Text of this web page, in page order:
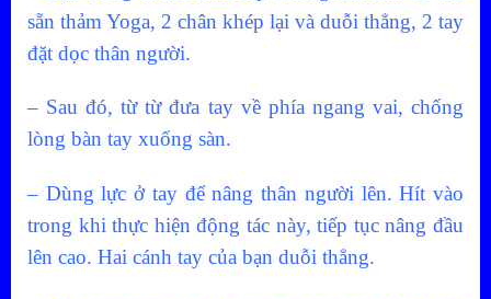
sẵn thảm Yoga, 2 chân khép lại và duỗi thẳng, 2 tay
đặt dọc thân người.
– Sau đó, từ từ đưa tay về phía ngang vai, chống
lòng bàn tay xuống sàn.
– Dùng lực ở tay để nâng thân người lên. Hít vào
trong khi thực hiện động tác này, tiếp tục nâng đầu
lên cao. Hai cánh tay của bạn duỗi thẳng.